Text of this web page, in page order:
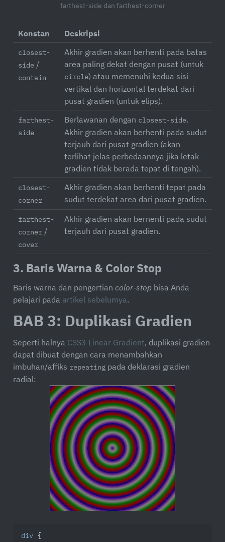
farthest-side dan farthest-corner
Konstan Deskripsi
closest-
side/
contain
Akhir gradien akan berhenti pada batas
area paling dekat dengan pusat (untuk
circle) atau memenuhi kedua sisi
vertikal dan horizontal terdekat dari
pusat gradien (untuk elips).
farthest-
side
Berlawanan dengan closest-side.
Akhir gradien akan berhenti pada sudut
terjauh dari pusat gradien (akan
terlihat jelas perbedaannya jika letak
gradien tidak berada tepat di tengah).
closest-
corner
Akhir gradien akan berhenti tepat pada
sudut terdekat area dari pusat gradien.
farthest-
corner/
cover
Akhir gradien akan bernenti pada sudut
terjauh dari pusat gradien.
3. Baris Warna & Color Stop
Baris warna dan pengertian color-stop bisa Anda
pelajari pada artikel sebelumya.
BAB 3: Duplikasi Gradien
Seperti halnya CSS3 Linear Gradient, duplikasi gradien
dapat dibuat dengan cara menambahkan
imbuhan/affiks repeating pada deklarasi gradien
radial:
div {